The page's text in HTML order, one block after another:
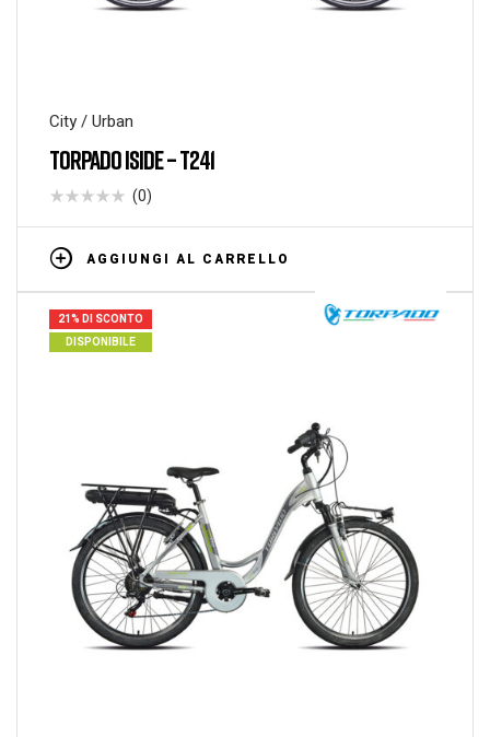
City / Urban
TORPADO ISIDE – T241
(0)
AGGIUNGI AL CARRELLO
21% DI SCONTO
DISPONIBILE